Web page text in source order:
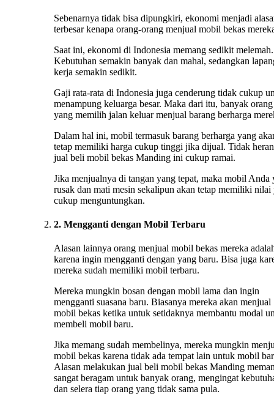
Sebenarnya tidak bisa dipungkiri, ekonomi menjadi
terbesar kenapa orang-orang menjual mobil bekas
Saat ini, ekonomi di Indonesia memang sedikit melemah.
Kebutuhan semakin banyak dan mahal, sedangkan
kerja semakin sedikit.
Gaji rata-rata di Indonesia juga cenderung tidak cukup
menampung keluarga besar. Maka dari itu, banyak orang
yang memilih jalan keluar menjual barang berharga
Dalam hal ini, mobil termasuk barang berharga yang
tetap memiliki harga cukup tinggi jika dijual. Tidak
jual beli mobil bekas Manding ini cukup ramai.
Jika menjualnya di tangan yang tepat, maka mobil Anda
rusak dan mati mesin sekalipun akan tetap memiliki nilai
cukup menguntungkan.
2. Mengganti dengan Mobil Terbaru
Alasan lainnya orang menjual mobil bekas mereka
karena ingin mengganti dengan yang baru. Bisa juga
mereka sudah memiliki mobil terbaru.
Mereka mungkin bosan dengan mobil lama dan ingin
mengganti suasana baru. Biasanya mereka akan menjual
mobil bekas ketika untuk setidaknya membantu modal
membeli mobil baru.
Jika memang sudah membelinya, mereka mungkin
mobil bekas karena tidak ada tempat lain untuk mobil
Alasan melakukan jual beli mobil bekas Manding
sangat beragam untuk banyak orang, mengingat
dan selera tiap orang yang tidak sama pula.